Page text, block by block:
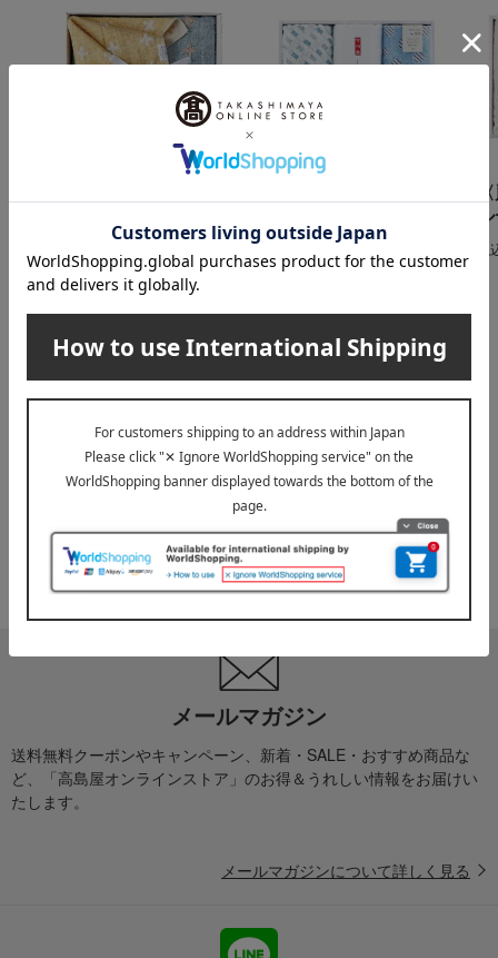
ンプラス タオル・タオ
ルハンカチ
税込 2,288 円
2,750 円 税
大切なお知らせ
2026年07月29日
お届け遅延のお知らせ
2025年10月03日
『お届け先のご住所』ご確認のお願い
メールマガジン
送料無料クーポンやキャンペーン、新着・SALE・おすすめ商品な
ど、「高島屋オンラインストア」のお得＆うれしい情報をお届けい
たします。
メールマガジンについて詳しく見る